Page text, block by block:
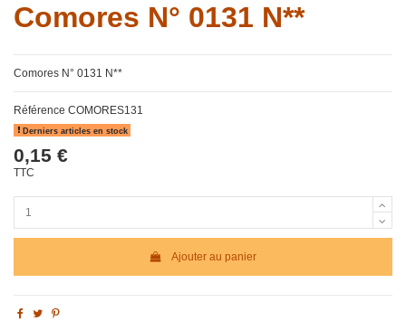
Comores N° 0131 N**
Comores N° 0131 N**
Référence COMORES131
Derniers articles en stock
0,15 €
TTC
Ajouter au panier